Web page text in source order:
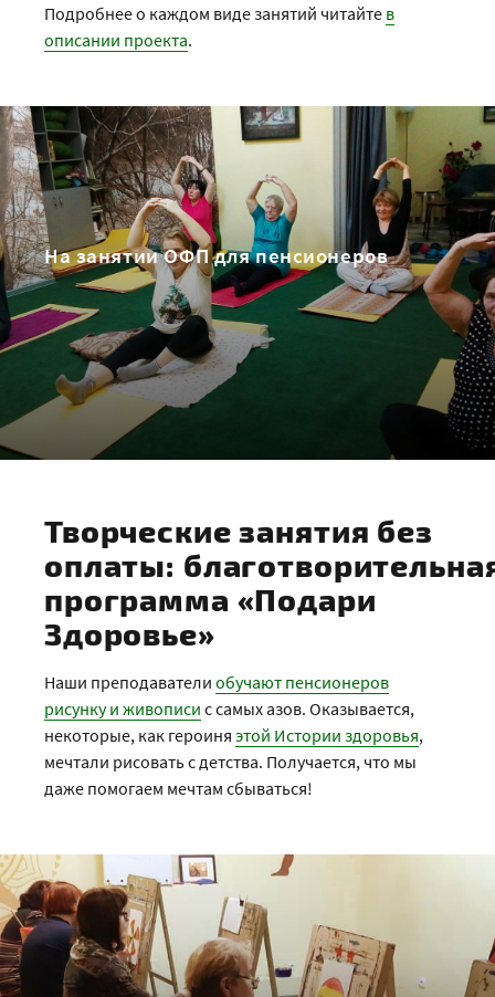
Подробнее о каждом виде занятий читайте в
описании проекта.
На занятии ОФП для пенсионеров
Творческие занятия без
оплаты:
программа «Подари
Здоровье»
Наши преподаватели обучают пенсионеров
рисунку и живописи с самых азов. Оказывается,
некоторые, как героиня этой Истории здоровья,
мечтали рисовать с детства. Получается, что мы
даже помогаем мечтам сбываться!